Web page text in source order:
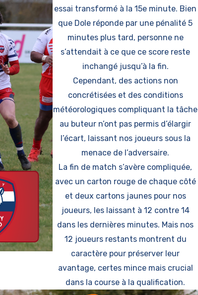
essai transformé à la 15e minute. Bien
que Dole réponde par une pénalité 5
minutes plus tard, personne ne
s’attendait à ce que ce score reste
inchangé jusqu’à la fin.
Cependant, des actions non
concrétisées et des conditions
météorologiques compliquant la tâche
au buteur n’ont pas permis d’élargir
l’écart, laissant nos joueurs sous la
menace de l’adversaire.
La fin de match s’avère compliquée,
avec un carton rouge de chaque côté
et deux cartons jaunes pour nos
joueurs, les laissant à 12 contre 14
dans les dernières minutes. Mais nos
12 joueurs restants montrent du
caractère pour préserver leur
avantage, certes mince mais crucial
dans la course à la qualification.